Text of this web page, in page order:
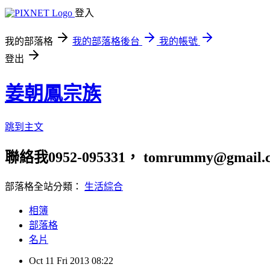
登入
我的部落格 我的部落格後台
我的帳號
登出
姜朝鳳宗族
跳到主文
聯絡我0952-095331，
部落格全站分類： 生活綜合
相簿
部落格
名片
Oct 11 Fri 2013 08:22